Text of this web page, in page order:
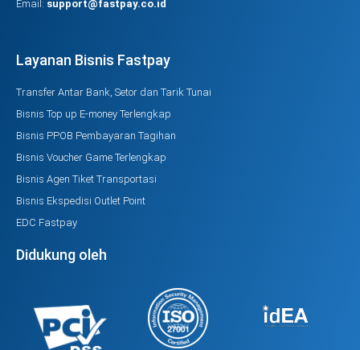
Email: support@fastpay.co.id
Layanan Bisnis Fastpay
Transfer Antar Bank, Setor dan Tarik Tunai
Bisnis Top up E-money Terlengkap
Bisnis PPOB Pembayaran Tagihan
Bisnis Voucher Game Terlengkap
Bisnis Agen Tiket Transportasi
Bisnis Ekspedisi Outlet Point
EDC Fastpay
Didukung oleh